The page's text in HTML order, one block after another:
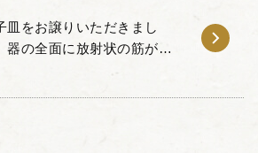
皿をお譲りいただきまし
器の全面に放射状の筋が刻
特徴です。 木地に丁寧にノ